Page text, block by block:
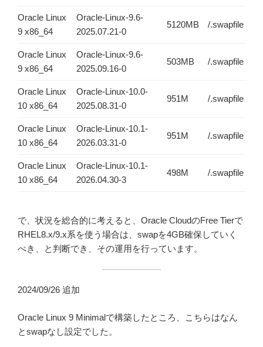
Oracle Linux
9 x86_64
Oracle-Linux-9.6-
2025.07.21-0
5120MB /.swapfile
Oracle Linux
9 x86_64
Oracle-Linux-9.6-
2025.09.16-0
503MB /.swapfile
Oracle Linux
10 x86_64
Oracle-Linux-10.0-
2025.08.31-0
951M /.swapfile
Oracle Linux
10 x86_64
Oracle-Linux-10.1-
2026.03.31-0
951M /.swapfile
Oracle Linux
10 x86_64
Oracle-Linux-10.1-
2026.04.30-3
498M /.swapfile
で、状況を総合的に考えると、Oracle CloudのFree Tierで
RHEL8.x/9.x系を使う場合は、swapを4GB確保していく
べき、と判断でき、その運用を行っています。
2024/09/26 追加
Oracle Linux 9 Minimalで構築したところ、こちらはなん
とswapなし設定でした。